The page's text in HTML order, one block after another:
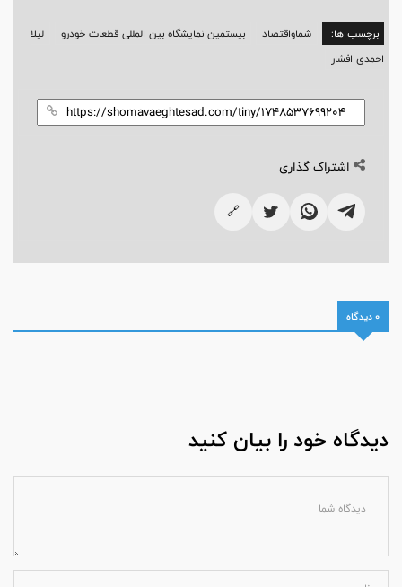
برچسب ها: شماواقتصاد بیستمین نمایشگاه بین المللی قطعات خودرو
لیلا
احمدی افشار
اشتراک گذاری
🔗
0 دیدگاه
دیدگاه خود را بیان کنید